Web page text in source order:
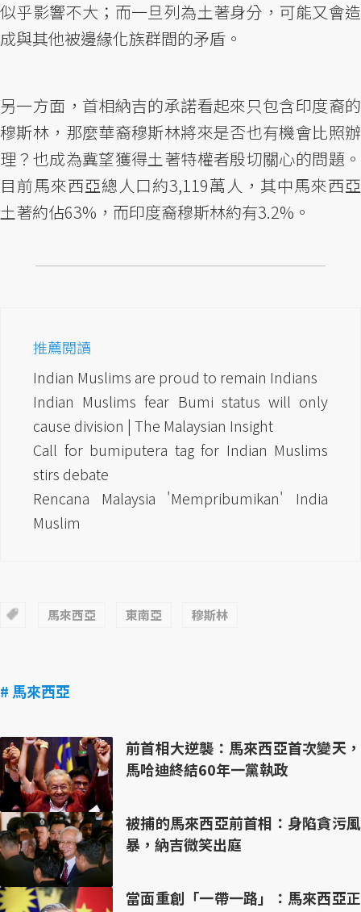
似乎影響不大；而一旦列為土著身分，可能又會造
成與其他被邊緣化族群間的矛盾。
另一方面，首相納吉的承諾看起來只包含印度裔的
穆斯林，那麼華裔穆斯林將來是否也有機會比照辦
理？也成為冀望獲得土著特權者殷切關心的問題。
目前馬來西亞總人口約3,119萬人，其中馬來西亞
土著約佔63%，而印度裔穆斯林約有3.2%。
推薦閱讀
Indian Muslims are proud to remain Indians
Indian Muslims fear Bumi status will only
cause division | The Malaysian Insight
Call for bumiputera tag for Indian Muslims
stirs debate
Rencana Malaysia 'Mempribumikan' India
Muslim
馬來西亞 東南亞 穆斯林
# 馬來西亞
前首相大逆襲：馬來西亞首次變天，
馬哈迪終結60年一黨執政
被捕的馬來西亞前首相：身陷貪污風
暴，納吉微笑出庭
當面重創「一帶一路」：馬來西亞正